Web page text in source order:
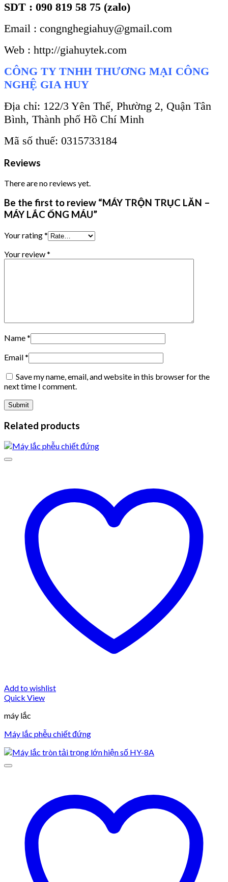
SDT : 090 819 58 75 (zalo)
Email : congnghegiahuy@gmail.com
Web : http://giahuytek.com
CÔNG TY TNHH THƯƠNG MẠI CÔNG
NGHỆ GIA HUY
Địa chỉ: 122/3 Yên Thế, Phường 2, Quận Tân
Bình, Thành phố Hồ Chí Minh
Mã số thuế: 0315733184
Reviews
There are no reviews yet.
Be the first to review “MÁY TRỘN TRỤC LĂN –
MÁY LẮC ỐNG MÁU”
Your rating*
Your review*
Name*
Email*
Save my name, email, and website in this browser for the
next time I comment.
Related products
Add to wishlist
Quick View
máy lắc
Máy lắc phễu chiết đứng